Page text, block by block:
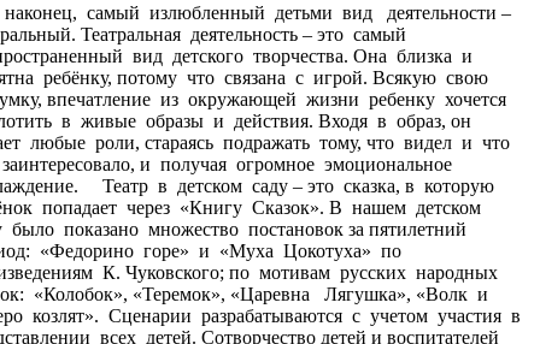
самый излюбленный детьми вид деятельности –
Театральная деятельность – это самый
вид детского творчества. Она близка и
ребёнку, потому что связана с игрой. Всякую свою
впечатление из окружающей жизни ребенку хочется
в живые образы и действия. Входя в образ, он
любые роли, стараясь подражать тому, что видел и что
и получая огромное эмоциональное
Театр в детском саду – это сказка, в которую
попадает через «Книгу Сказок». В нашем детском
было показано множество постановок за пятилетний
«Федорино горе» и «Муха Цокотуха» по
К. Чуковского; по мотивам русских народных
«Колобок», «Теремок», «Царевна Лягушка», «Волк и
козлят». Сценарии разрабатываются с учетом участия в
всех детей. Сотворчество детей и воспитателей